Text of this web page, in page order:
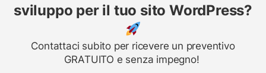
sviluppo per il tuo sito WordPress?
Contattaci subito per ricevere un preventivo
GRATUITO e senza impegno!